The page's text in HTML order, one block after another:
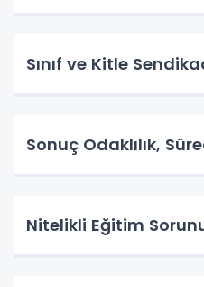
Sınıf ve Kitle
Sonuç Odaklılık,
Nitelikli Eğitim